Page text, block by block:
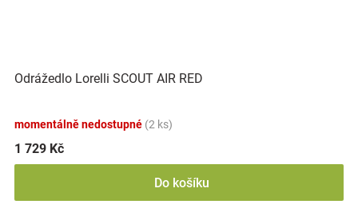
Odrážedlo Lorelli SCOUT AIR RED
momentálně nedostupné (2 ks)
1 729 Kč
Do košíku